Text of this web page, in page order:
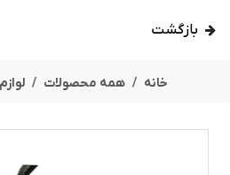
بازگشت
خانه همه محصولات